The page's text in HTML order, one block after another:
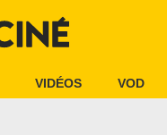
VIDÉOS VOD